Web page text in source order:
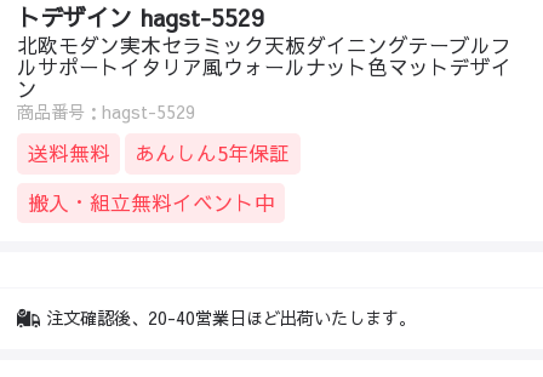
トデザイン hagst-5529
北欧モダン実木セラミック天板ダイニングテーブルフ
ルサポートイタリア風ウォールナット色マットデザイ
ン
商品番号：hagst-5529
送料無料
あんしん5年保証
搬入・組立無料イベント中
注文確認後、20-40営業日ほど出荷いたします。